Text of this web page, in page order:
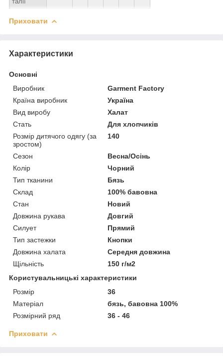
Приховати
Характеристики
Основні
Виробник
Garment Factory
Країна виробник
Україна
Вид виробу
Халат
Стать
Для хлопчиків
Розмір дитячого одягу (за
зростом)
140
Сезон
Весна/Осінь
Колір
Чорний
Тип тканини
Бязь
Склад
100% бавовна
Стан
Новий
Довжина рукава
Довгий
Силует
Прямий
Тип застежки
Кнопки
Довжина халата
Середня довжина
Щільність
150 г/м2
Користувальницькі характеристики
Розмір
36
Матеріал
бязь, бавовна 100%
Розмірний ряд
36 - 46
Приховати